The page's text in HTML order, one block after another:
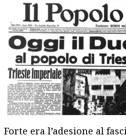
Forte era l’adesione al